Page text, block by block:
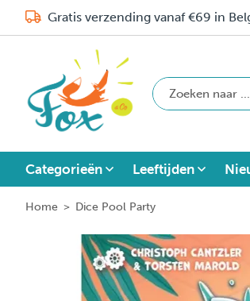
Gratis verzending vanaf €69 in
Categorieën Leeftijden
Home > Dice Pool Party